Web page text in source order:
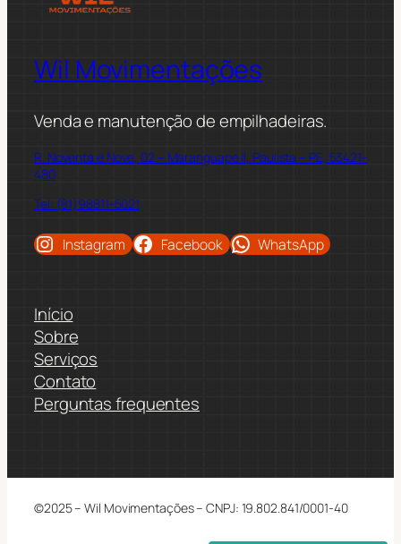
Wil Movimentações
Venda e manutenção de empilhadeiras.
R. Noventa e Nove, 02 – Maranguape II, Paulista – PE, 53421-
480
Tel: (81)98811-5021
Instagram Facebook WhatsApp
Início
Sobre
Serviços
Contato
Perguntas frequentes
©2025 – Wil Movimentações – CNPJ: 19.802.841/0001-40